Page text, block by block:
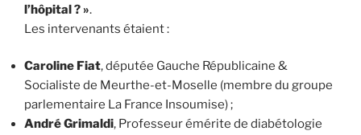
l’hôpital ? ».
Les intervenants étaient :
Caroline Fiat, députée Gauche Républicaine &
Socialiste de Meurthe-et-Moselle (membre du groupe
parlementaire La France Insoumise) ;
André Grimaldi, Professeur émérite de diabétologie